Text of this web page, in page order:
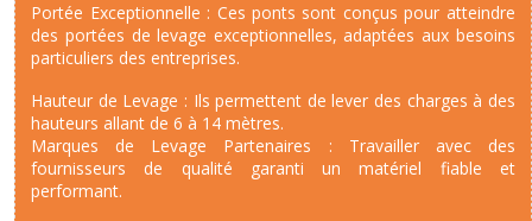
Portée Exceptionnelle : Ces ponts sont conçus pour atteindre
des portées de levage exceptionnelles, adaptées aux besoins
particuliers des entreprises.
Hauteur de Levage : Ils permettent de lever des charges à des
hauteurs allant de 6 à 14 mètres.
Marques de Levage Partenaires : Travailler avec des
fournisseurs de qualité garanti un matériel fiable et
performant.